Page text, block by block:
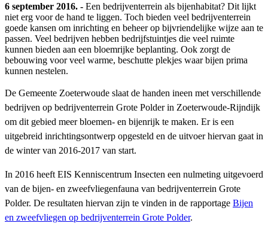
6 september 2016. - Een bedrijventerrein als bijenhabitat? Dit lijkt
niet erg voor de hand te liggen. Toch bieden veel bedrijventerrein
goede kansen om inrichting en beheer op bijvriendelijke wijze aan te
passen. Veel bedrijven hebben bedrijfstuintjes die veel ruimte
kunnen bieden aan een bloemrijke beplanting. Ook zorgt de
bebouwing voor veel warme, beschutte plekjes waar bijen prima
kunnen nestelen.
De Gemeente Zoeterwoude slaat de handen ineen met verschillende
bedrijven op bedrijventerrein Grote Polder in Zoeterwoude-Rijndijk
om dit gebied meer bloemen- en bijenrijk te maken. Er is een
uitgebreid inrichtingsontwerp opgesteld en de uitvoer hiervan gaat in
de winter van 2016-2017 van start.
In 2016 heeft EIS Kenniscentrum Insecten een nulmeting uitgevoerd
van de bijen- en zweefvliegenfauna van bedrijventerrein Grote
Polder. De resultaten hiervan zijn te vinden in de rapportage Bijen
en zweefvliegen op bedrijventerrein Grote Polder.